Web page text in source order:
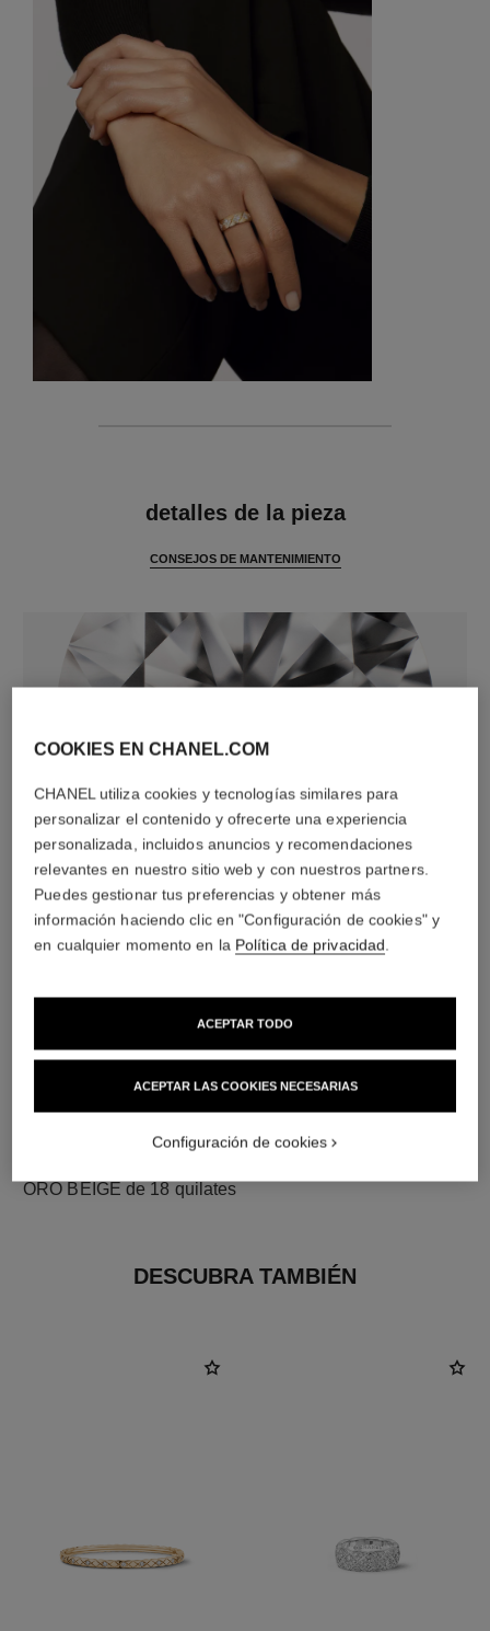
detalles de la pieza
CONSEJOS DE MANTENIMIENTO
diamantes
60 diamantes talla brillante con un total de 0,89 quilate
Las características de cada pieza pueden variar**
ORO BEIGE de 18 quilates
DESCUBRA TAMBIÉN
COOKIES EN CHANEL.COM
CHANEL utiliza cookies y tecnologías similares para
personalizar el contenido y ofrecerte una experiencia
personalizada, incluidos anuncios y recomendaciones
relevantes en nuestro sitio web y con nuestros partners.
Puedes gestionar tus preferencias y obtener más
información haciendo clic en "Configuración de cookies" y
en cualquier momento en la Política de privacidad.
ACEPTAR LAS COOKIES NECESARIAS
ACEPTAR TODO
Configuración de cookies